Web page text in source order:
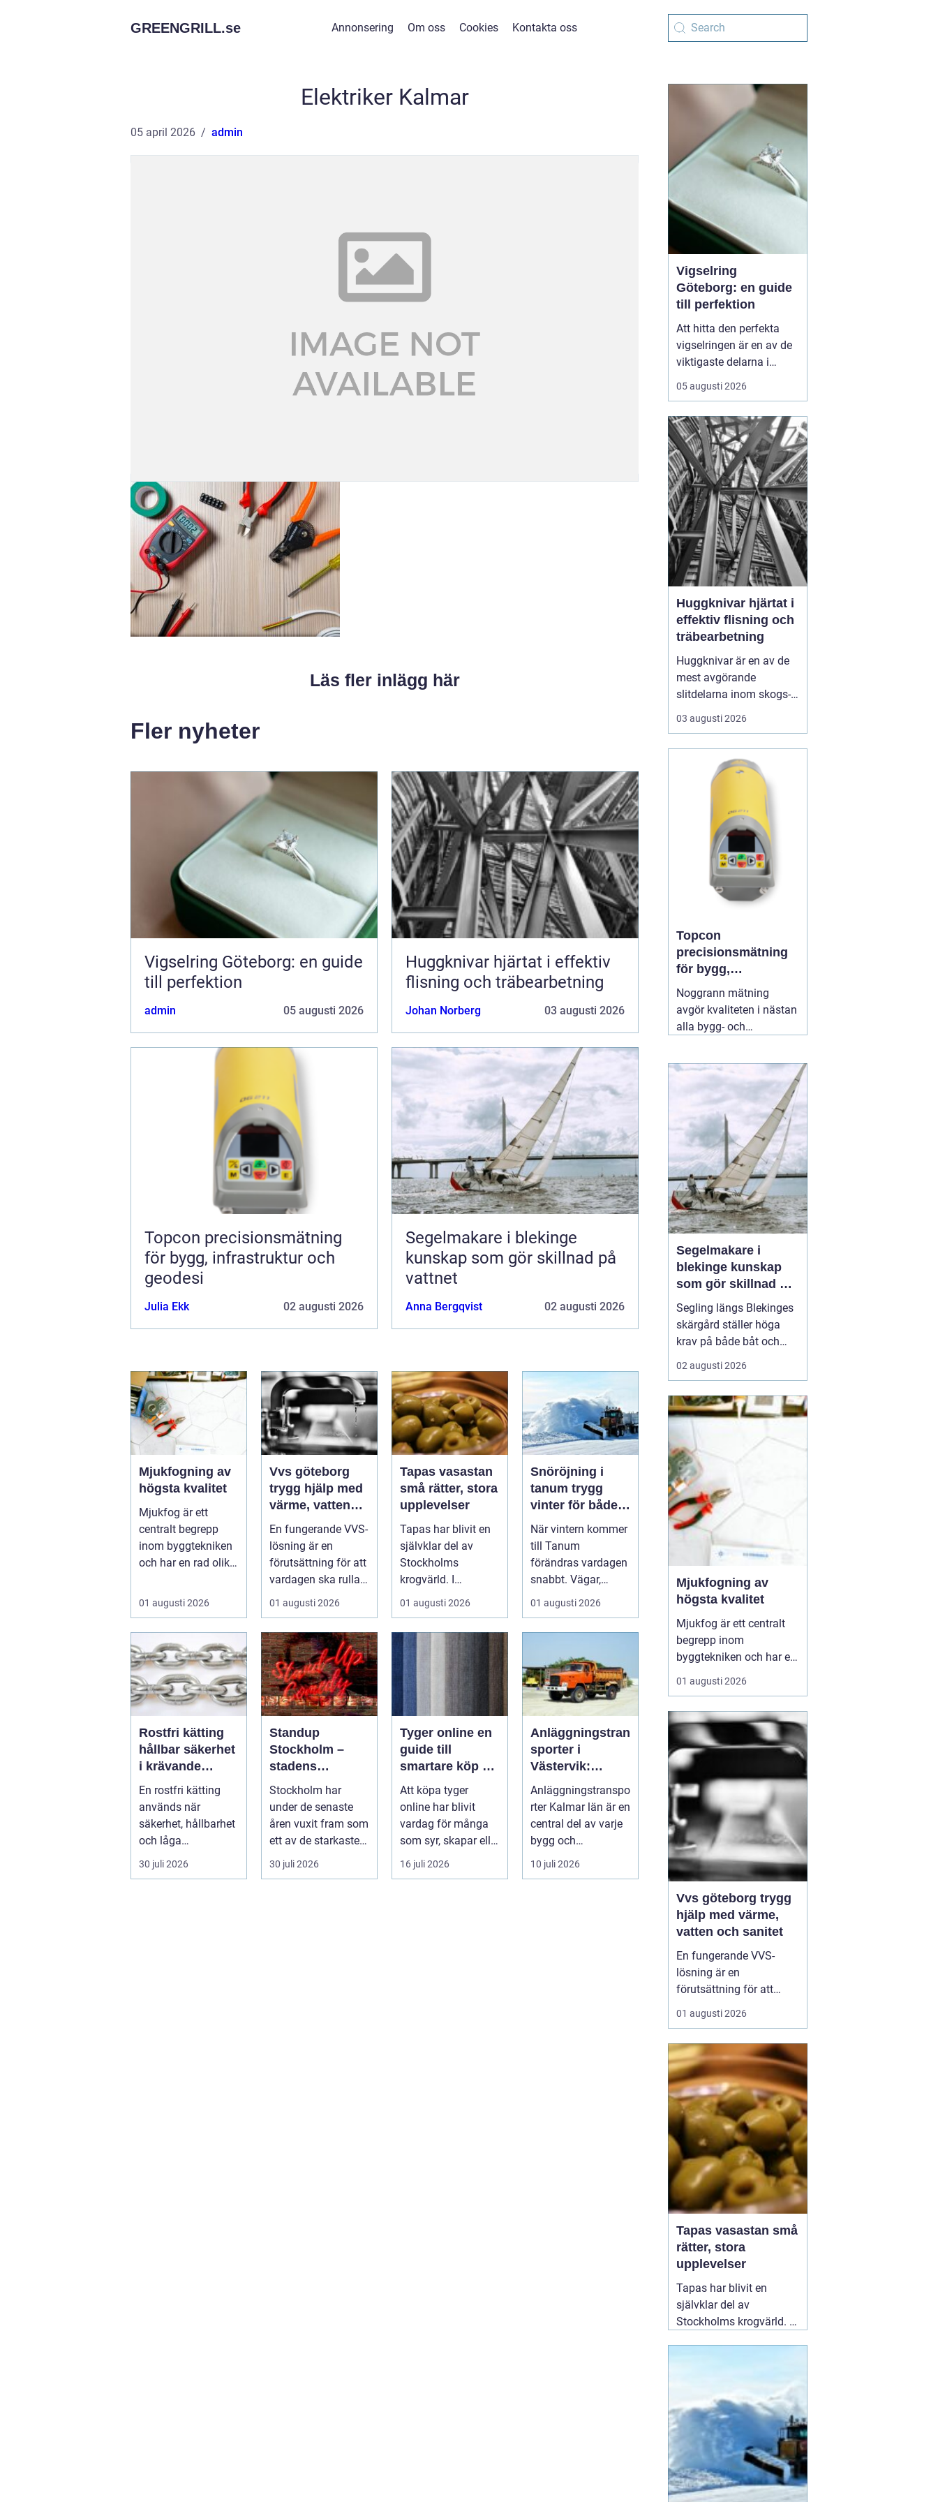
GREENGRILL.se Annonsering Om oss Cookies Kontakta oss
Elektriker Kalmar
05 april 2026 admin
Läs fler inlägg här
Fler nyheter
Vigselring Göteborg: en guide
till perfektion
admin 05 augusti 2026
Huggknivar hjärtat i effektiv
flisning och träbearbetning
Johan Norberg 03 augusti 2026
Topcon precisionsmätning
för bygg, infrastruktur och
geodesi
Julia Ekk 02 augusti 2026
Segelmakare i blekinge
kunskap som gör skillnad på
vattnet
Anna Bergqvist 02 augusti 2026
Mjukfogning av
högsta kvalitet
Mjukfog är ett
centralt begrepp
inom byggtekniken
och har en rad olika
01 augusti 2026
Vvs göteborg
trygg hjälp med
värme, vatten
och sanitet
En fungerande VVS-
lösning är en
förutsättning för att
vardagen ska rulla
på. När värmen
strular, var...
01 augusti 2026
Tapas vasastan
små rätter, stora
upplevelser
Tapas har blivit en
självklar del av
Stockholms
krogvärld. I
stadsdelen
Vasastan har
utvecklingen gå...
01 augusti 2026
Snöröjning i
tanum trygg
vinter för både
privatpersoner
och företag
När vintern kommer
till Tanum
förändras vardagen
snabbt. Vägar,
uppfarter,
parkeringar och
gångvägar...
01 augusti 2026
Rostfri kätting
hållbar säkerhet
i krävande
miljöer
En rostfri kätting
används när
säkerhet, hållbarhet
och låga
underhållskostnade
r är viktigare än
30 juli 2026
Standup
Stockholm –
stadens
vardagsrum för
skratt
Stockholm har
under de senaste
åren vuxit fram som
ett av de starkaste
fästena för s...
30 juli 2026
Tyger online en
guide till
smartare köp av
tyg och
hemtextil
Att köpa tyger
online har blivit
vardag för många
som syr, skapar eller
vill förnya hemmet
utan att ...
16 juli 2026
Anläggningstran
sporter i
Västervik:
Effektiva
lösningar för
bygg och
markarbete
Anläggningstranspo
rter Kalmar län är en
central del av varje
bygg och
markprojekt i o...
10 juli 2026
Vigselring
Göteborg: en guide
till perfektion
Att hitta den perfekta
vigselringen är en av de
viktigaste delarna i
förberedelserna inför ert
liv tillsammans.
inte bara en fras, det
handlar om att hitta en
ring som symboliserar er
unika kärleks...
05 augusti 2026
Huggknivar hjärtat i
effektiv flisning och
träbearbetning
Huggknivar är en av de
mest avgörande
slitdelarna inom skogs-
och träindustrin. När
knivarna fungerar som
maskinerna går lugnt
och energiåtgången
hålls nere. När
skäreggen däremot är
sliten eller felanpassad
märks det snabbt ...
03 augusti 2026
Topcon
precisionsmätning
för bygg,
infrastruktur och
geodesi
Noggrann mätning
avgör kvaliteten i nästan
alla bygg- och
på några millimeter i
början kan växa till dyra
problem längre fram.
Därför väljer många
yrkesproffs moderna
instrument02 augusti
2026
Segelmakare i
blekinge kunskap
som gör skillnad på
vattnet
Segling längs Blekinges
skärgård ställer höga
krav på både båt och
utrustning. Vinden vrider
snabbt mellan öar och
korta och branta och
trånga. För att få en
trygg, bekväm och
snabb segling behövs
genomtänkta s...
02 augusti 2026
Mjukfogning av
högsta kvalitet
Mjukfog är ett centralt
begrepp inom
byggtekniken och har en
användningsområden
Fogservice är experter på
mjukfogning och kan
hjälpa till med alla dina
behov inom omr&ari...
01 augusti 2026
Vvs göteborg trygg
hjälp med värme,
vatten och sanitet
En fungerande VVS-
lösning är en
förutsättning för att
vardagen ska rulla på.
När värmen strular,
ett rör börjar läcka märks
det direkt. I en stad som
Göteborg, med äldre
landshövdingehus,
moderna nybyggen och
allt däremellan, ...
01 augusti 2026
Tapas vasastan små
rätter, stora
upplevelser
Tapas har blivit en
självklar del av
Stockholms krogvärld. I
klassiker med moderna
tolkningar från hela
världen. För många
handlar en kväll01
augusti 2026